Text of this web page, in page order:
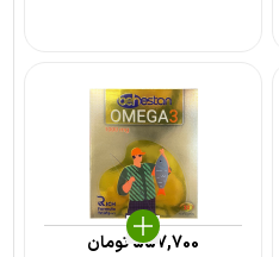
557,700تومان